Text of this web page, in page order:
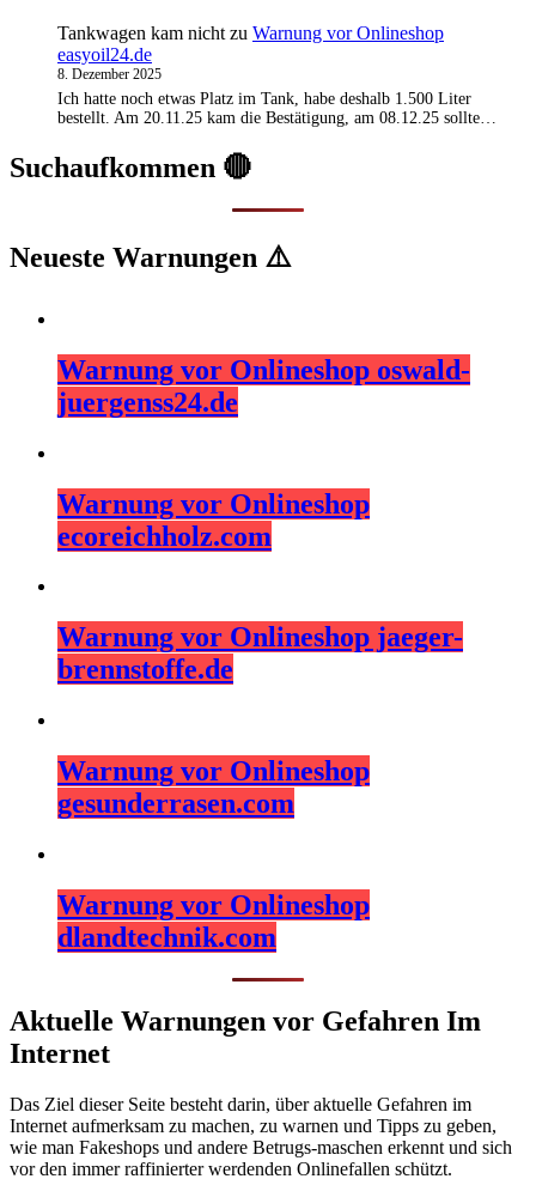
Tankwagen kam nicht zu Warnung vor Onlineshop
easyoil24.de
8. Dezember 2025
Ich hatte noch etwas Platz im Tank, habe deshalb 1.500 Liter
bestellt. Am 20.11.25 kam die Bestätigung, am 08.12.25 sollte…
Suchaufkommen 🔴
Neueste Warnungen ⚠️
Warnung vor Onlineshop oswald-
juergenss24.de
Warnung vor Onlineshop
ecoreichholz.com
Warnung vor Onlineshop jaeger-
brennstoffe.de
Warnung vor Onlineshop
gesunderrasen.com
Warnung vor Onlineshop
dlandtechnik.com
Aktuelle Warnungen vor Gefahren Im
Internet
Das Ziel dieser Seite besteht darin, über aktuelle Gefahren im
Internet aufmerksam zu machen, zu warnen und Tipps zu geben,
wie man Fakeshops und andere Betrugs-maschen erkennt und sich
vor den immer raffinierter werdenden Onlinefallen schützt.